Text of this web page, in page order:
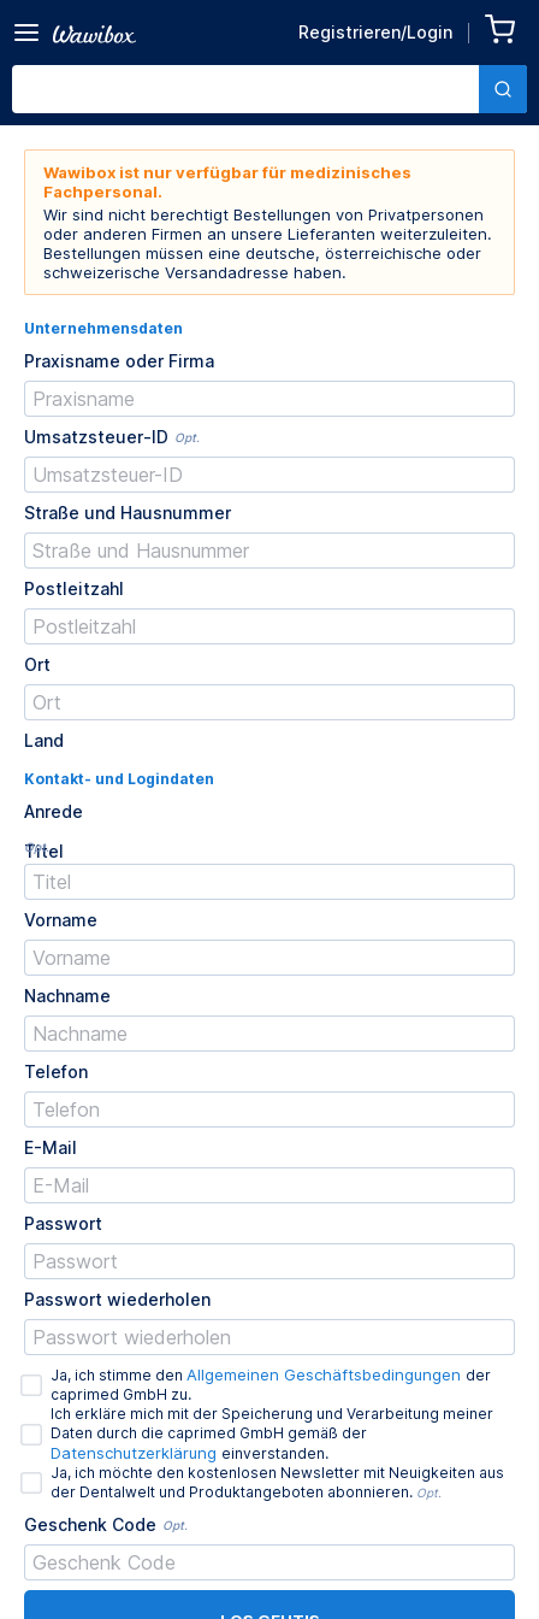
Registrieren/Login
Wawibox ist nur verfügbar für medizinisches
Fachpersonal.
Wir sind nicht berechtigt Bestellungen von Privatpersonen
oder anderen Firmen an unsere Lieferanten weiterzuleiten.
Bestellungen müssen eine deutsche, österreichische oder
schweizerische Versandadresse haben.
Unternehmensdaten
Praxisname oder Firma
Umsatzsteuer-ID Opt.
Straße und Hausnummer
Postleitzahl
Ort
Land
Kontakt- und Logindaten
Anrede
Titel
Opt.
Vorname
Nachname
Telefon
E-Mail
Passwort
Passwort wiederholen
Ja, ich stimme den Allgemeinen Geschäftsbedingungen der
caprimed GmbH zu.
Ich erkläre mich mit der Speicherung und Verarbeitung meiner
Daten durch die caprimed GmbH gemäß der
Datenschutzerklärung einverstanden.
Ja, ich möchte den kostenlosen Newsletter mit Neuigkeiten aus
der Dentalwelt und Produktangeboten abonnieren. Opt.
Geschenk Code Opt.